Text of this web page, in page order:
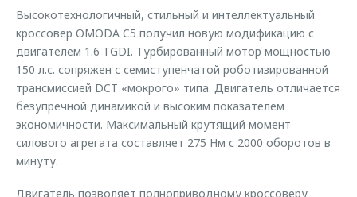
Трейд-ин
Калькулятор трейд-ин
Оригинальные аксессуары
Запчасти
Высокотехнологичный, стильный и интеллектуальный
кроссовер OMODA C5 получил новую модификацию с
двигателем 1.6 TGDI. Турбированный мотор мощностью
150 л.с. сопряжен с семиступенчатой роботизированной
трансмиссией DCT «мокрого» типа. Двигатель отличается
безупречной динамикой и высоким показателем
экономичности. Максимальный крутящий момент
силового агрегата составляет 275 Нм с 2000 оборотов в
минуту.
Двигатель позволяет полноприводному кроссоверу